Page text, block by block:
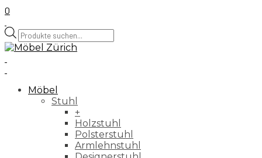
0
Products
search
Möbel
Stuhl
+
Holzstuhl
Polsterstuhl
Armlehnstuhl